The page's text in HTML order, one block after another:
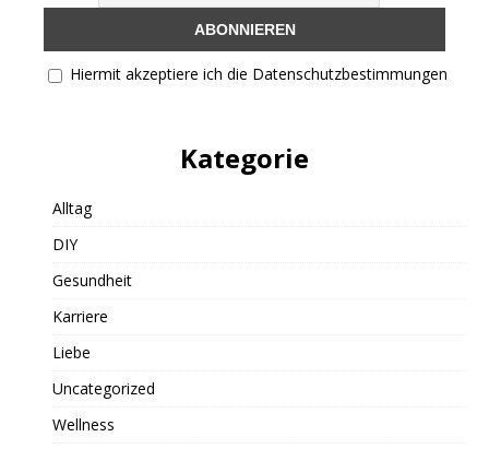
Hiermit akzeptiere ich die Datenschutzbestimmungen
Kategorie
Alltag
DIY
Gesundheit
Karriere
Liebe
Uncategorized
Wellness